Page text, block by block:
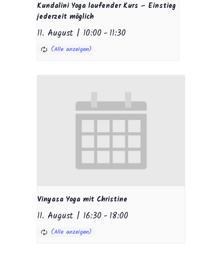
Kundalini Yoga laufender Kurs – Einstieg
jederzeit möglich
11. August | 10:00 -11:30
Vinyasa Yoga mit Christine
11. August | 16:30 -18:00